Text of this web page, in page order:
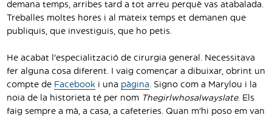
demana temps, arribes tard a tot arreu perquè vas atabalada.
Treballes moltes hores i al mateix temps et demanen que
publiquis, que investiguis, que ho petis.
He acabat l'especialització de cirurgia general. Necessitava
fer alguna cosa diferent. I vaig començar a dibuixar, obrint un
compte de Facebook i una pàgina. Signo com a Marylou i la
noia de la historieta té per nom Thegirlwhosalwayslate. Els
faig sempre a mà, a casa, a cafeteries. Quan m'hi poso em van